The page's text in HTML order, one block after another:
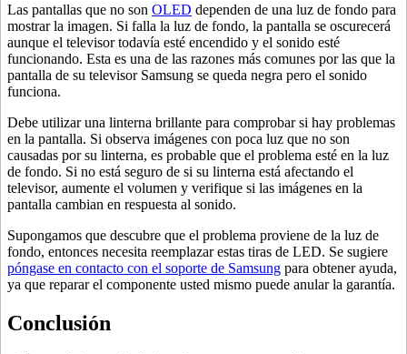
Las pantallas que no son OLED dependen de una luz de fondo para
mostrar la imagen. Si falla la luz de fondo, la pantalla se oscurecerá
aunque el televisor todavía esté encendido y el sonido esté
funcionando. Esta es una de las razones más comunes por las que la
pantalla de su televisor Samsung se queda negra pero el sonido
funciona.
Debe utilizar una linterna brillante para comprobar si hay problemas
en la pantalla. Si observa imágenes con poca luz que no son
causadas por su linterna, es probable que el problema esté en la luz
de fondo. Si no está seguro de si su linterna está afectando el
televisor, aumente el volumen y verifique si las imágenes en la
pantalla cambian en respuesta al sonido.
Supongamos que descubre que el problema proviene de la luz de
fondo, entonces necesita reemplazar estas tiras de LED. Se sugiere
póngase en contacto con el soporte de Samsung para obtener ayuda,
ya que reparar el componente usted mismo puede anular la garantía.
Conclusión